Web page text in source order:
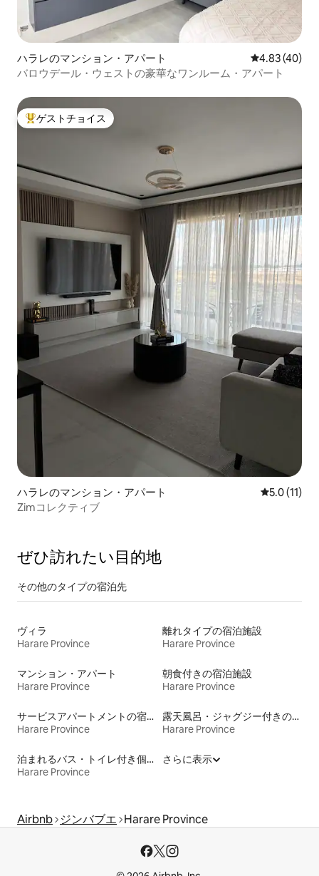
ハラレのマンション・アパート レビュー40
4.83 (40)
バロウデール・ウェストの豪華なワンルーム・アパート
大好評のゲストチョイスです。
ゲストチョイス
ハラレのマンション・アパート レビュー11
5.0 (11)
Zimコレクティブ
ぜひ訪⁠れ⁠た⁠い目⁠的⁠地
その他のタ⁠イ⁠プ⁠の宿⁠泊⁠先
ヴィラ
Harare Province
離れタイプの宿泊施設
Harare Province
マンション・アパート
Harare Province
朝食付きの宿泊施設
Harare Province
サービスアパートメントの宿泊施設
Harare Province
露天風呂・ジャグジー付きの宿泊施設
Harare Province
泊まれるバス・トイレ付き個室
Harare Province
さらに表示
Airbnb ジンバブエ Harare Province